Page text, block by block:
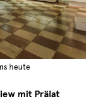
heute
mit Prälat